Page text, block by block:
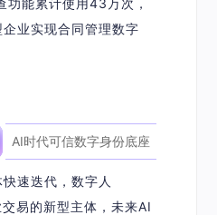
业实现合同管理数字
AI时代可信数字身份底座
速迭代，数字人
易的新型主体，未来AI